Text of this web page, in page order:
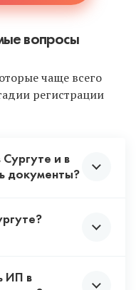
вопросы
чаще всего
регистрации
Сургуте и в
документы?
где открывают
читайте
ИП в